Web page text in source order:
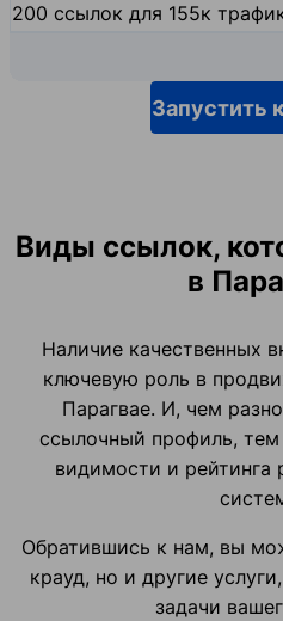
200 ссылок для 155к
Запустить
Виды ссылок,
в
Наличие качественных
ключевую роль в
Парагвае. И, чем
ссылочный профиль,
видимости и рейтинга
Обратившись к нам, вы
крауд, но и другие
задачи